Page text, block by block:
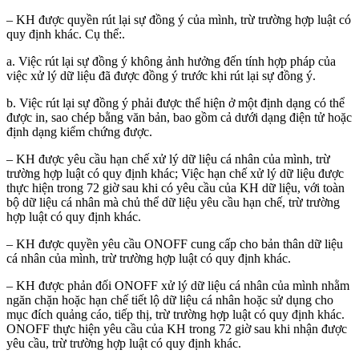
– KH được quyền rút lại sự đồng ý của mình, trừ trường hợp luật có
quy định khác. Cụ thể:.
a. Việc rút lại sự đồng ý không ảnh hưởng đến tính hợp pháp của
việc xử lý dữ liệu đã được đồng ý trước khi rút lại sự đồng ý.
b. Việc rút lại sự đồng ý phải được thể hiện ở một định dạng có thể
được in, sao chép bằng văn bản, bao gồm cả dưới dạng điện tử hoặc
định dạng kiểm chứng được.
– KH được yêu cầu hạn chế xử lý dữ liệu cá nhân của mình, trừ
trường hợp luật có quy định khác; Việc hạn chế xử lý dữ liệu được
thực hiện trong 72 giờ sau khi có yêu cầu của KH dữ liệu, với toàn
bộ dữ liệu cá nhân mà chủ thể dữ liệu yêu cầu hạn chế, trừ trường
hợp luật có quy định khác.
– KH được quyền yêu cầu ONOFF cung cấp cho bản thân dữ liệu
cá nhân của mình, trừ trường hợp luật có quy định khác.
– KH được phản đối ONOFF xử lý dữ liệu cá nhân của mình nhằm
ngăn chặn hoặc hạn chế tiết lộ dữ liệu cá nhân hoặc sử dụng cho
mục đích quảng cáo, tiếp thị, trừ trường hợp luật có quy định khác.
ONOFF thực hiện yêu cầu của KH trong 72 giờ sau khi nhận được
yêu cầu, trừ trường hợp luật có quy định khác.